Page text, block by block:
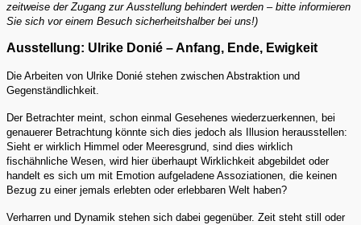
zeitweise der Zugang zur Ausstellung behindert werden – bitte informieren
Sie sich vor einem Besuch sicherheitshalber bei uns!)
Ausstellung: Ulrike Donié – Anfang, Ende, Ewigkeit
Die Arbeiten von Ulrike Donié stehen zwischen Abstraktion und
Gegenständlichkeit.
Der Betrachter meint, schon einmal Gesehenes wiederzuerkennen, bei
genauerer Betrachtung könnte sich dies jedoch als Illusion herausstellen:
Sieht er wirklich Himmel oder Meeresgrund, sind dies wirklich
fischähnliche Wesen, wird hier überhaupt Wirklichkeit abgebildet oder
handelt es sich um mit Emotion aufgeladene Assoziationen, die keinen
Bezug zu einer jemals erlebten oder erlebbaren Welt haben?
Verharren und Dynamik stehen sich dabei gegenüber. Zeit steht still oder